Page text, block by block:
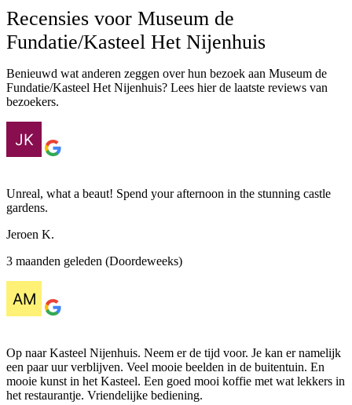
Recensies voor Museum de
Fundatie/Kasteel Het Nijenhuis
Benieuwd wat anderen zeggen over hun bezoek aan Museum de
Fundatie/Kasteel Het Nijenhuis? Lees hier de laatste reviews van
bezoekers.
Unreal, what a beaut! Spend your afternoon in the stunning castle
gardens.
Jeroen K.
3 maanden geleden (Doordeweeks)
Op naar Kasteel Nijenhuis. Neem er de tijd voor. Je kan er namelijk
een paar uur verblijven. Veel mooie beelden in de buitentuin. En
mooie kunst in het Kasteel. Een goed mooi koffie met wat lekkers in
het restaurantje. Vriendelijke bediening.